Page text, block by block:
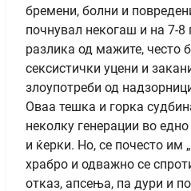
бремени, болни и
почнувал некогаш и на 7-
разлика од мажите, често
сексистички уцени и
злоупотреби од
Оваа тешка и горка
неколку генерации во
и ќерки. Но, се почесто им
храбро и одважно се
отказ, апсења, па дури и